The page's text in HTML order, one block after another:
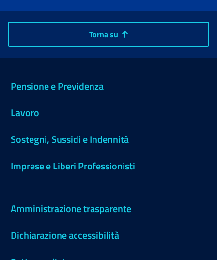
Torna su
Pensione e Previdenza
Lavoro
Sostegni, Sussidi e Indennità
Imprese e Liberi Professionisti
Amministrazione trasparente
Dichiarazione accessibilità